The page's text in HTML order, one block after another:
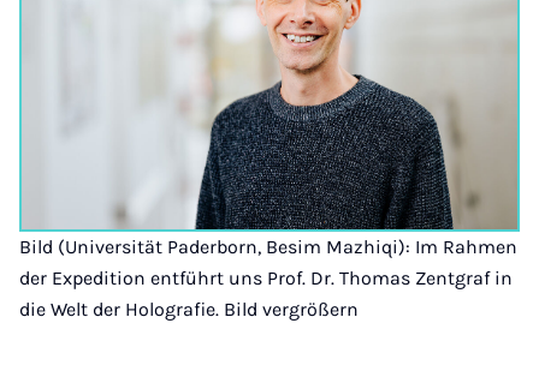
Bild (Universität Paderborn, Besim Mazhiqi): Im Rahmen
der Expedition entführt uns Prof. Dr. Thomas Zentgraf in
die Welt der Holografie. Bild vergrößern